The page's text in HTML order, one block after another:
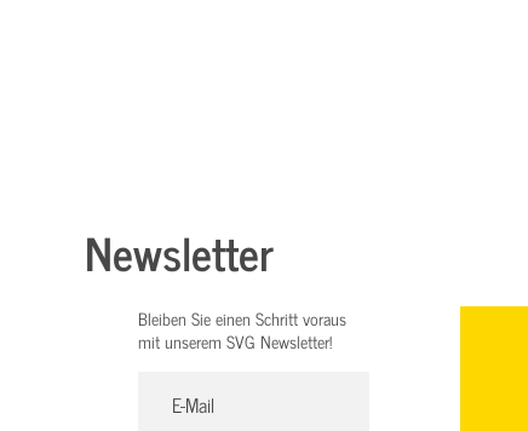
Newsletter
Bleiben Sie einen Schritt voraus
mit unserem SVG Newsletter!